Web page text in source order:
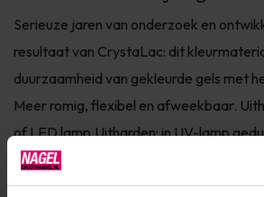
Serieuze jaren van onderzoek en
resultaat van CrystaLac: dit
duurzaamheid van gekleurde gels met
Meer romig, flexibel en afweekbaar.
of LED lamp.Uitharden: in UV-lamp
LED in 1-2 minuten. Te gebruiken op
natuurlijk...